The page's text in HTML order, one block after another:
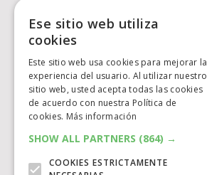
Ese sitio web utiliza
cookies
Este sitio web usa cookies para mejorar la
experiencia del usuario. Al utilizar nuestro
sitio web, usted acepta todas las cookies
de acuerdo con nuestra Política de
cookies. Más información
SHOW ALL PARTNERS (864) →
COOKIES ESTRICTAMENTE